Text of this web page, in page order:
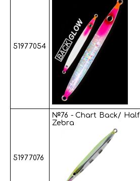
51977054
51977076
№76 - Chart Back/ Half
Zebra